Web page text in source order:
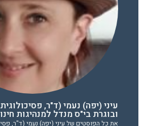
עיני (יפה) נעמי (ד"ר,
ובוגרת בי"ס מנדל למנהיגות
את כל הפוסטים של עיני (יפה) נעמי (ד"ר,